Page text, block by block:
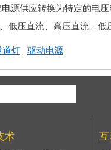
源供应转换为特定的电
低压直流、高压直流、
道灯 驱动电源
术